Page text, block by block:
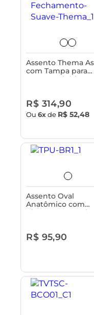
Assento Thema
com Tampa para
Vasos Sanitários
Fechamento Suave
R$ 314,90
Ou6xde R$ 52,48
Assento Oval
Anatômico com
Abertuta Frontal
R$ 95,90